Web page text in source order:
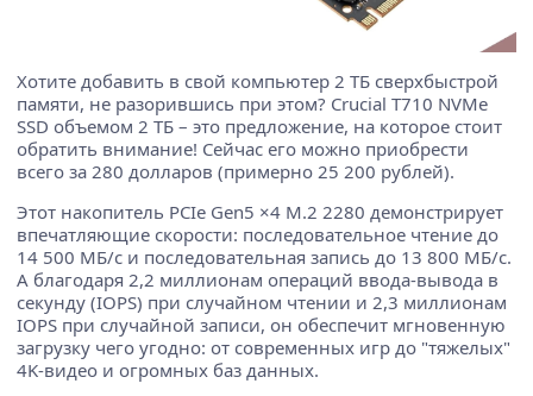
Хотите добавить в свой компьютер 2 ТБ сверхбыстрой
памяти, не разорившись при этом? Crucial T710 NVMe
SSD объемом 2 ТБ – это предложение, на которое стоит
обратить внимание! Сейчас его можно приобрести
всего за 280 долларов (примерно 25 200 рублей).
Этот накопитель PCIe Gen5 ×4 M.2 2280 демонстрирует
впечатляющие скорости: последовательное чтение до
14 500 МБ/с и последовательная запись до 13 800 МБ/с.
А благодаря 2,2 миллионам операций ввода-вывода в
секунду (IOPS) при случайном чтении и 2,3 миллионам
IOPS при случайной записи, он обеспечит мгновенную
загрузку чего угодно: от современных игр до "тяжелых"
4K-видео и огромных баз данных.